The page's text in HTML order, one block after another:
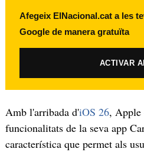
Afegeix ElNacional.cat a les
Google de manera gratuïta
ACTIVAR
Amb l'arribada d'iOS 26, Apple
funcionalitats de la seva app
característica que permet als